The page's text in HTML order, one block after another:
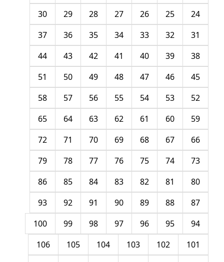
24
25
26
27
28
29
30
31
32
33
34
35
36
37
38
39
40
41
42
43
44
45
46
47
48
49
50
51
52
53
54
55
56
57
58
59
60
61
62
63
64
65
66
67
68
69
70
71
72
73
74
75
76
77
78
79
80
81
82
83
84
85
86
87
88
89
90
91
92
93
94
95
96
97
98
99
100
101
102
103
104
105
106